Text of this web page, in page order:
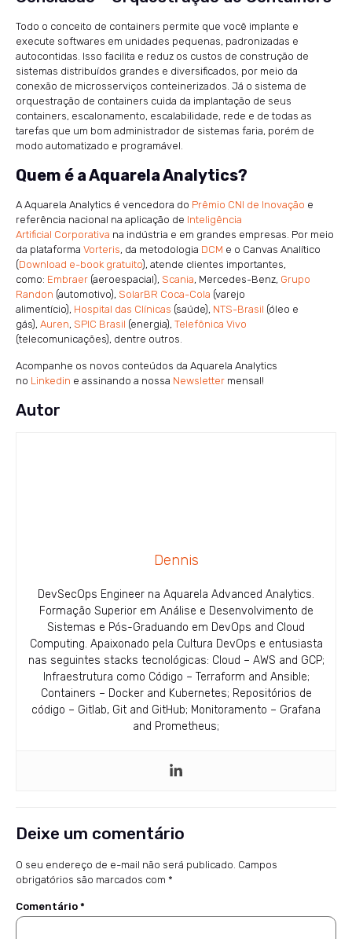
Todo o conceito de containers permite que você implante e
execute softwares em unidades pequenas, padronizadas e
autocontidas. Isso facilita e reduz os custos de construção de
sistemas distribuídos grandes e diversificados, por meio da
conexão de microsserviços conteinerizados. Já o sistema de
orquestração de containers cuida da implantação de seus
containers, escalonamento, escalabilidade, rede e de todas as
tarefas que um bom administrador de sistemas faria, porém de
modo automatizado e programável.
Quem é a Aquarela Analytics?
A Aquarela Analytics é vencedora do Prêmio CNI de Inovação e
referência nacional na aplicação de Inteligência
Artificial Corporativa na indústria e em grandes empresas. Por meio
da plataforma Vorteris, da metodologia DCM e o Canvas Analítico
(Download e-book gratuito), atende clientes importantes,
como: Embraer (aeroespacial), Scania, Mercedes-Benz, Grupo
Randon (automotivo), SolarBR Coca-Cola (varejo
alimentício), Hospital das Clínicas (saúde), NTS-Brasil (óleo e
gás), Auren, SPIC Brasil (energia), Telefônica Vivo
(telecomunicações), dentre outros.
Acompanhe os novos conteúdos da Aquarela Analytics
no Linkedin e assinando a nossa Newsletter mensal!
Autor
Dennis
DevSecOps Engineer na Aquarela Advanced Analytics.
Formação Superior em Análise e Desenvolvimento de
Sistemas e Pós-Graduando em DevOps and Cloud
Computing. Apaixonado pela Cultura DevOps e entusiasta
nas seguintes stacks tecnológicas: Cloud – AWS and GCP;
Infraestrutura como Código – Terraform and Ansible;
Containers – Docker and Kubernetes; Repositórios de
código – Gitlab, Git and GitHub; Monitoramento – Grafana
and Prometheus;
Deixe um comentário
O seu endereço de e-mail não será publicado. Campos
obrigatórios são marcados com *
Comentário *